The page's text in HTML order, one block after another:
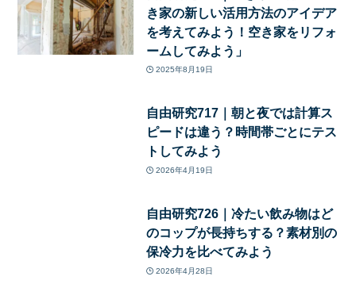
き家の新しい活用方法のアイデア
を考えてみよう！空き家をリフォ
ームしてみよう」
2025年8月19日
自由研究717｜朝と夜では計算ス
ピードは違う？時間帯ごとにテス
トしてみよう
2026年4月19日
自由研究726｜冷たい飲み物はど
のコップが長持ちする？素材別の
保冷力を比べてみよう
2026年4月28日